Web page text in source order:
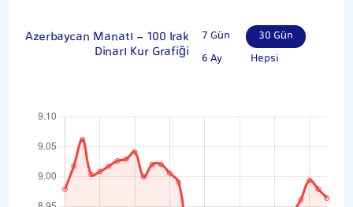
Azerbaycan Manatı - 100 Irak
Dinarı Kur Grafiği
7 Gün
30 Gün
6 Ay
Hepsi